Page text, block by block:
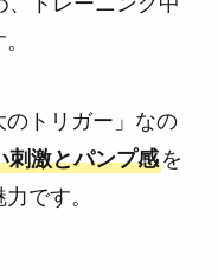
トリガー」なの
刺激とパンプ感を
です。